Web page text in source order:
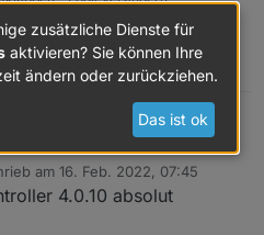
0
der letzten tage habe ich heute
aka Stable-RC2 für Euch.
am 16. Feb. 2022, 07:45
editiert von
4.0.10 absolut
zusätzliche Dienste für
aktivieren? Sie können Ihre
ändern oder zurückziehen.
Das ist ok